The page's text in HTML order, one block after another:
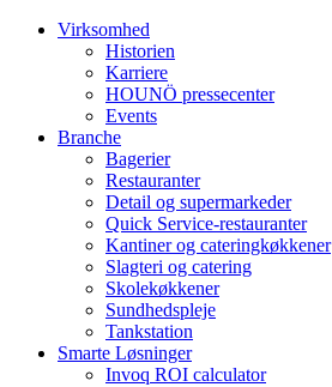
Virksomhed
Historien
Karriere
HOUNÖ pressecenter
Events
Branche
Bagerier
Restauranter
Detail og supermarkeder
Quick Service-restauranter
Kantiner og cateringkøkkener
Slagteri og catering
Skolekøkkener
Sundhedspleje
Tankstation
Smarte Løsninger
Invoq ROI calculator